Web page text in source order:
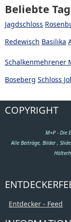
Beliebte
Jagdschloss
Redewisch Basilika
Schalkenmehrener
Boseberg Schloss
COPYRIGHT
M+P - Die
Alle Beiträge, Bilder ,
Entdecker - Feed